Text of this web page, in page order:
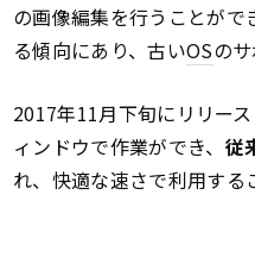
の画像編集を行うことが
る傾向にあり、古いOSの
2017年11月下旬にリリー
ィンドウで作業ができ、 従
れ、快適な速さで利用する